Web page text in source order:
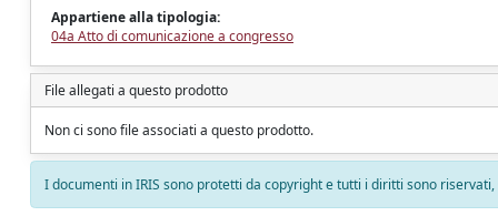
Appartiene alla tipologia:
04a Atto di comunicazione a congresso
File allegati a questo prodotto
Non ci sono file associati a questo prodotto.
I documenti in IRIS sono protetti da copyright e tutti i diritti sono